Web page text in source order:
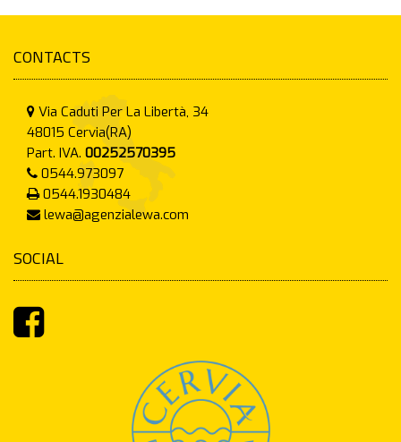
CONTACTS
Via Caduti Per La Libertà, 34
48015 Cervia(RA)
Part. IVA. 00252570395
0544.973097
0544.1930484
lewa@agenzialewa.com
SOCIAL